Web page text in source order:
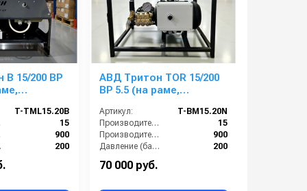
15/200 BP
)
T-TML15.20B
15
900
200
(В):
АВД Тритон TOR 15/200
ВР 5.5 (на раме,
теплозащитой)
Артикул:
T-BM15.20N
Производительность (л/мин):
15
Производительность (л/ч):
900
Давление (бар):
200
Напряжение (В):
Страна-производитель:
70 000 руб.